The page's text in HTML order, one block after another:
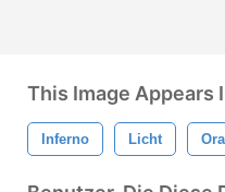
This Image Appears
Inferno Licht